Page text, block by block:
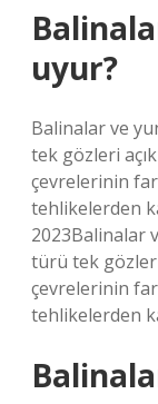
uyur?
Balinalar ve
tek gözleri
çevrelerinin
tehlikelerden
2023Balinalar
türü tek
çevrelerinin
tehlikelerden